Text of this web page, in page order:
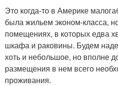
Это когда-то в Америке
была жильем эконом-класса,
помещениях, в которых едва
шкафа и раковины. Будем
хоть и небольшое, но вполне
размещения в нем всего
проживания.